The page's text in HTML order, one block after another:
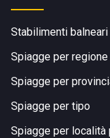
Stabilimenti balneari
Spiagge per regione
Spiagge per
Spiagge per tipo
Spiagge per località